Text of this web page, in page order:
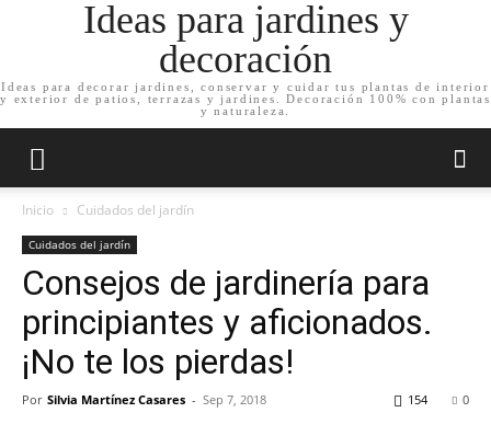
Ideas para jardines y
decoración
Ideas para decorar jardines, conservar y cuidar tus plantas de interior
y exterior de patios, terrazas y jardines. Decoración 100% con plantas
y naturaleza.
Inicio Cuidados del jardín
Cuidados del jardín
Consejos de jardinería para
principiantes y aficionados.
¡No te los pierdas!
Por Silvia Martínez Casares - Sep 7, 2018 0
154